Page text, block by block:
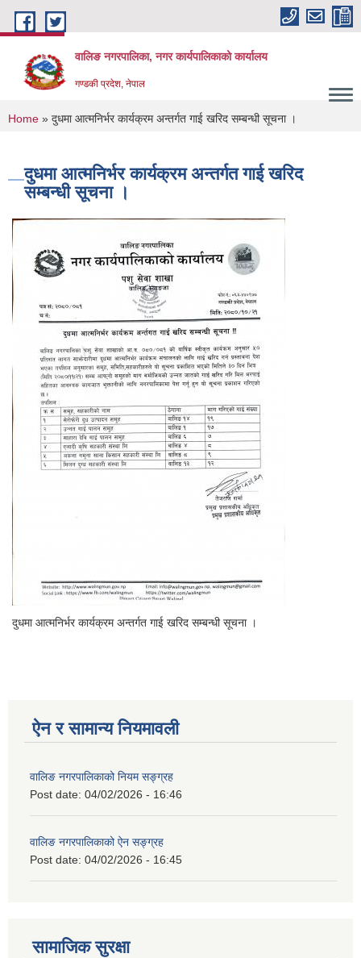
Skip to main content
वालिङ नगरपालिका, नगर कार्यपालिकाको कार्यालय
गण्डकी प्रदेश, नेपाल
You are here
Home » दुधमा आत्मनिर्भर कार्यक्रम अन्तर्गत गाई खरिद सम्बन्धी सूचना ।
दुधमा आत्मनिर्भर कार्यक्रम अन्तर्गत गाई खरिद
सम्बन्धी सूचना ।
दुधमा आत्मनिर्भर कार्यक्रम अन्तर्गत गाई खरिद सम्बन्धी सूचना ।
ऐन र सामान्य नियमावली
वालिङ नगरपालिकाको नियम सङ्ग्रह
Post date: 04/02/2026 - 16:46
वालिङ नगरपालिकाको ऐन सङ्ग्रह
Post date: 04/02/2026 - 16:45
सामाजिक सुरक्षा